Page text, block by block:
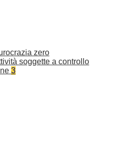
zero
soggette a controllo
3